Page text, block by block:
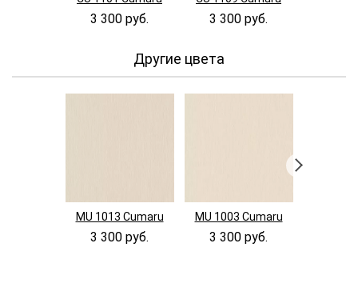
3 300 руб. 3 300 руб.
Другие цвета
MU 1013 Cumaru
3 300 руб.
MU 1003 Cumaru
3 300 руб.